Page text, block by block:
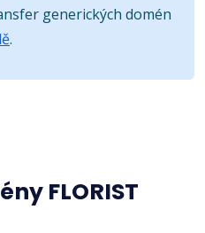
generických domén
.
FLORIST